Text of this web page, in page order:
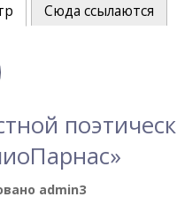
вкладки
(активная вкладка)
Сюда ссылаются
admin3